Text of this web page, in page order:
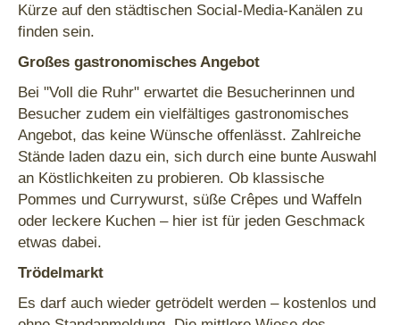
Kürze auf den städtischen Social-Media-Kanälen zu
finden sein.
Großes gastronomisches Angebot
Bei "Voll die Ruhr" erwartet die Besucherinnen und
Besucher zudem ein vielfältiges gastronomisches
Angebot, das keine Wünsche offenlässt. Zahlreiche
Stände laden dazu ein, sich durch eine bunte Auswahl
an Köstlichkeiten zu probieren. Ob klassische
Pommes und Currywurst, süße Crêpes und Waffeln
oder leckere Kuchen – hier ist für jeden Geschmack
etwas dabei.
Trödelmarkt
Es darf auch wieder getrödelt werden – kostenlos und